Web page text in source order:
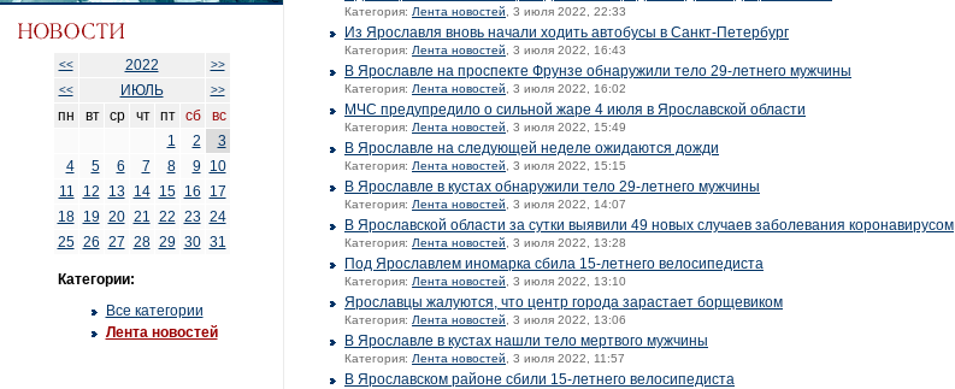
<< 2022
>>
<<
ИЮЛЬ >>
пн вт ср чт пт сб
вс
1
2
3
4
5 6 7 8 9
10
11
12 13 14 15 16
17
18
19 20 21 22 23 24
25 26 27 28 29 30 31
Категории:
Все категории
Лента новостей
Категория: Лента новостей , 3 июля 2022, 22:33
Из Ярославля вновь начали ходить автобусы в Санкт-Петербург
Категория: Лента новостей , 3 июля 2022, 16:43
В Ярославле на проспекте Фрунзе обнаружили тело 29-летнего мужчины
Категория: Лента новостей , 3 июля 2022, 16:02
МЧС предупредило о сильной жаре 4 июля в Ярославской области
Категория: Лента новостей , 3 июля 2022, 15:49
В Ярославле на следующей неделе ожидаются дожди
Категория: Лента новостей , 3 июля 2022, 15:15
В Ярославле в кустах обнаружили тело 29-летнего мужчины
Категория: Лента новостей , 3 июля 2022, 14:07
В Ярославской области за сутки выявили 49 новых случаев заболевания коронавирусом
Категория: Лента новостей , 3 июля 2022, 13:28
Под Ярославлем иномарка сбила 15-летнего велосипедиста
Категория: Лента новостей , 3 июля 2022, 13:10
Ярославцы жалуются, что центр города зарастает борщевиком
Категория: Лента новостей , 3 июля 2022, 13:06
В Ярославле в кустах нашли тело мертвого мужчины
Категория: Лента новостей , 3 июля 2022, 11:57
В Ярославском районе сбили 15-летнего велосипедиста